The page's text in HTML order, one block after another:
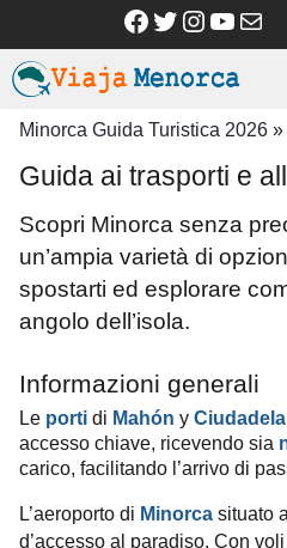
contenuto
Facebook
Twitter
Minorca Guida Turistica 2026 »
Guida ai trasporti e
Scopri Minorca senza
un’ampia varietà di
spostarti ed esplorare
angolo dell’isola.
Informazioni generali
Le porti di Mahón y Ciudadela
accesso chiave, ricevendo sia
carico, facilitando l’arrivo di
L’aeroporto di Minorca situato
d’accesso al paradiso. Con